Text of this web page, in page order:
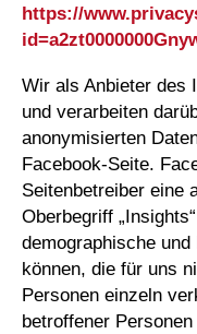
https://
Wir als Anbieter des
und verarbeiten
anonymisierten
Facebook-Seite.
Seitenbetreiber eine
Oberbegriff
demographische
können, die für uns
Personen einzeln
betroffener